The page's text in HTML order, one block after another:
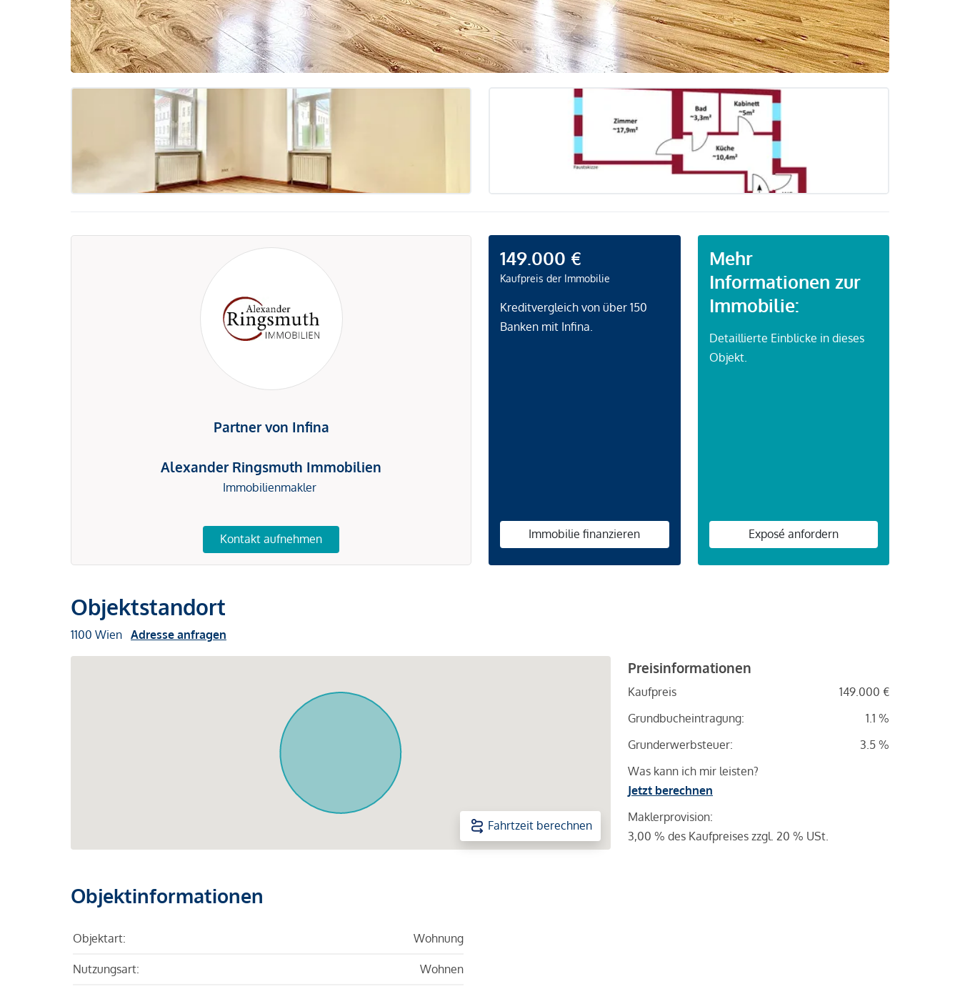
Partner von Infina
Alexander Ringsmuth Immobilien
Immobilienmakler
Kontakt aufnehmen
149.000 €
Kaufpreis der Immobilie
Kreditvergleich von über 150
Banken mit Infina.
Immobilie finanzieren
Mehr
Informationen zur
Immobilie:
Detaillierte Einblicke in dieses
Objekt.
Exposé anfordern
Objektstandort
1100 Wien Adresse anfragen
Fahrtzeit berechnen
Preisinformationen
Kaufpreis
149.000 €
Grundbucheintragung:
1.1 %
Grunderwerbsteuer:
3.5 %
Was kann ich mir leisten?
Jetzt berechnen
Maklerprovision:
3,00 % des Kaufpreises zzgl. 20 % USt.
Objektinformationen
Objektart: Wohnung
Nutzungsart: Wohnen